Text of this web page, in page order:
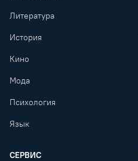
Литература
История
Кино
Мода
Психология
Язык
СЕРВИС